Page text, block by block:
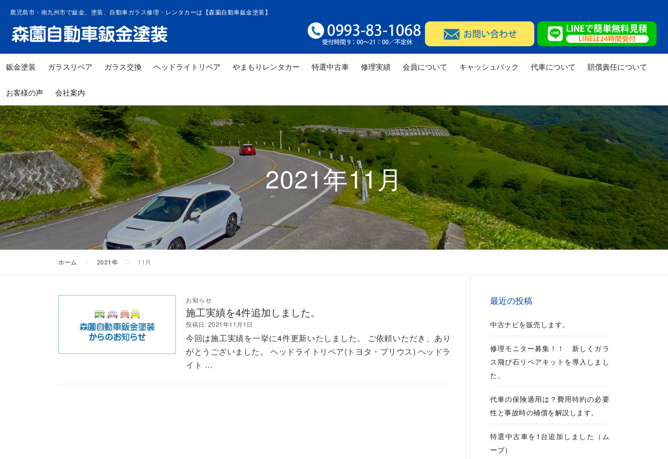
へ
キ
ッ
プ
鹿児島市・南九州市で鈑金、塗装、自動車ガラス修理・レンタカーは【森薗自動車鈑金塗装】
鈑金塗装 ガラスリペア ガラス交換 ヘッドライトリペア やまもりレンタカー 特選中古車 修理実績
修理実績
修理実績
修理実績
修理実績
会員について キャッシュバック 代車について 賠償責任について
お客様の声 会社案内
2021年11月
ホーム 2021年 11月
お知らせ
施工実績を4件追加しました。
投稿日: 2021年11月1日
今回は施工実績を一挙に4件更新いたしました。 ご依頼いただき、あり
がとうございました。 ヘッドライトリペア(トヨタ・プリウス) ヘッドラ
イト …
最近の投稿
中古ナビを販売します。
修理モニター募集！！ 新しくガラ
ス飛び石リペアキットを導入しまし
た。
代車の保険適用は？費用特約の必要
性と事故時の補償を解説します。
特選中古車を1台追加しました（ム
ーブ）